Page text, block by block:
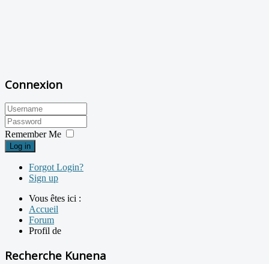
Connexion
Remember Me
Log in
Forgot Login?
Sign up
Vous êtes ici :
Accueil
Forum
Profil de
Recherche Kunena